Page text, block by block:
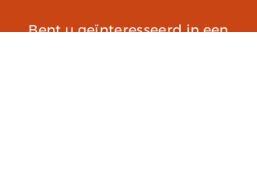
Bent u geïnteresseerd in een